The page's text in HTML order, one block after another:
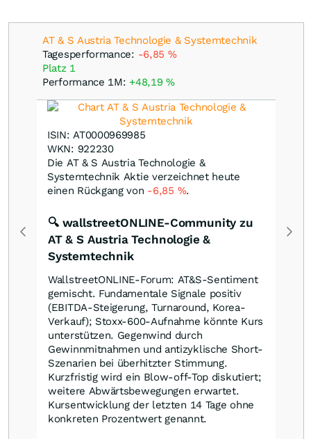
AT & S Austria Technologie & Systemtechnik
Tagesperformance: -6,85 %
Platz 1
Performance 1M: +48,19%
ISIN: AT0000969985
WKN: 922230
Die AT & S Austria Technologie &
Systemtechnik Aktie verzeichnet heute
einen Rückgang von -6,85 %.
🔍 wallstreetONLINE-Community zu
AT & S Austria Technologie &
Systemtechnik
WallstreetONLINE-Forum: AT&S-Sentiment
gemischt. Fundamentale Signale positiv
(EBITDA-Steigerung, Turnaround, Korea-
Verkauf); Stoxx-600-Aufnahme könnte Kurs
unterstützen. Gegenwind durch
Gewinnmitnahmen und antizyklische Short-
Szenarien bei überhitzter Stimmung.
Kurzfristig wird ein Blow-off-Top diskutiert;
weitere Abwärtsbewegungen erwartet.
Kursentwicklung der letzten 14 Tage ohne
konkreten Prozentwert genannt.